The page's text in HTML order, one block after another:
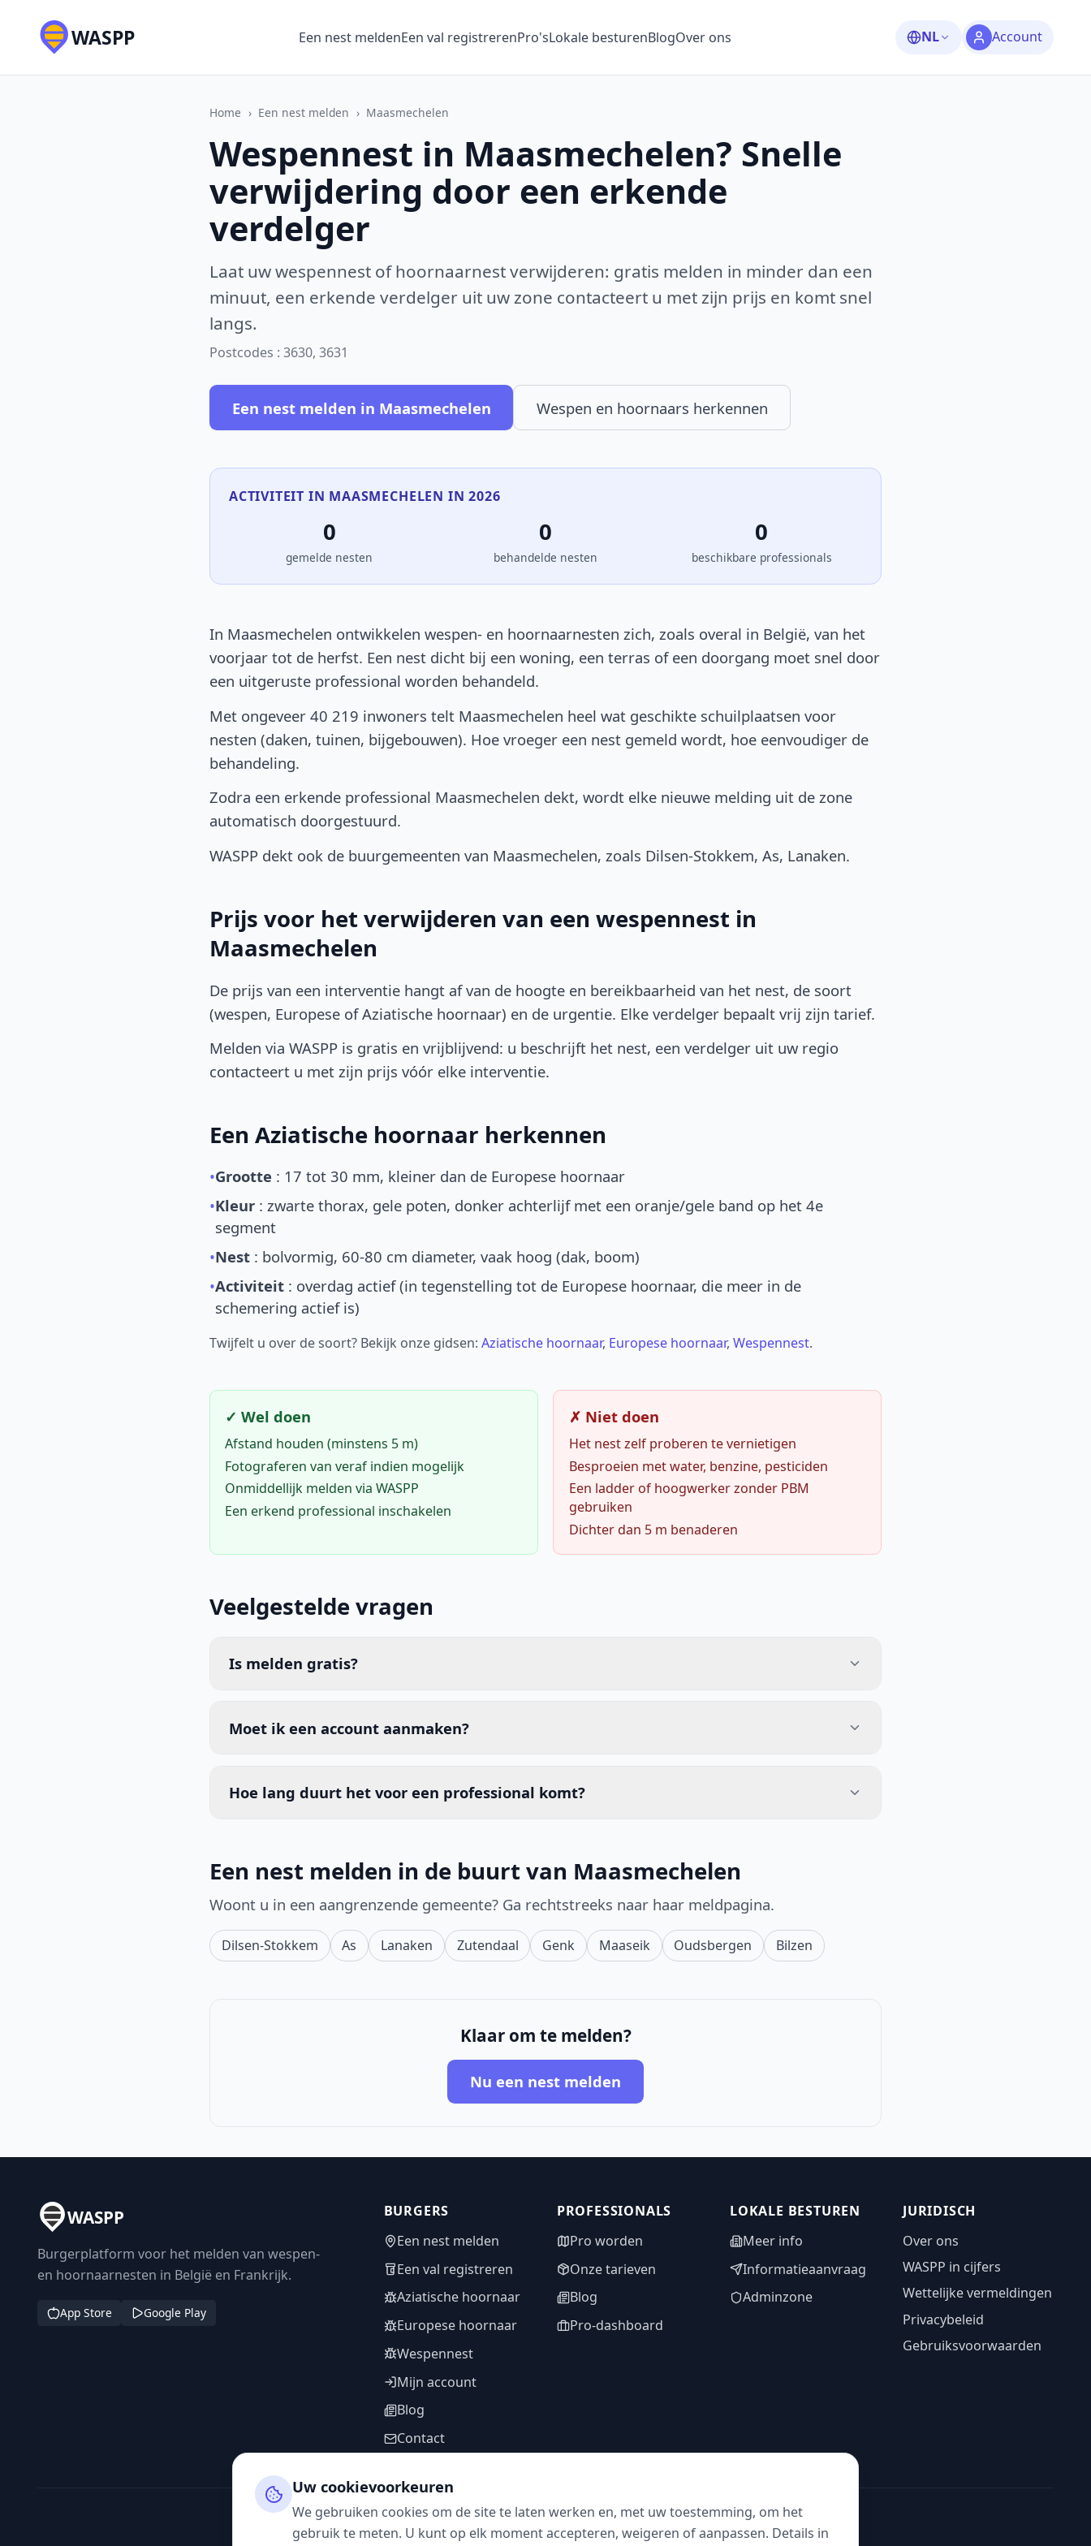
WASPP Een nest meldenEen val registrerenPro'sLokale besturenBlogOver ons NL Account
Home › Een nest melden › Maasmechelen
Wespennest in Maasmechelen? Snelle
verwijdering door een erkende
verdelger
Laat uw wespennest of hoornaarnest verwijderen: gratis melden in minder dan een
minuut, een erkende verdelger uit uw zone contacteert u met zijn prijs en komt snel
langs.
Postcodes : 3630, 3631
Een nest melden in Maasmechelen Wespen en hoornaars herkennen
ACTIVITEIT IN MAASMECHELEN IN 2026
0
gemelde nesten
0
behandelde nesten
0
beschikbare professionals
In Maasmechelen ontwikkelen wespen- en hoornaarnesten zich, zoals overal in België, van het
voorjaar tot de herfst. Een nest dicht bij een woning, een terras of een doorgang moet snel door
een uitgeruste professional worden behandeld.
Met ongeveer 40 219 inwoners telt Maasmechelen heel wat geschikte schuilplaatsen voor
nesten (daken, tuinen, bijgebouwen). Hoe vroeger een nest gemeld wordt, hoe eenvoudiger de
behandeling.
Zodra een erkende professional Maasmechelen dekt, wordt elke nieuwe melding uit de zone
automatisch doorgestuurd.
WASPP dekt ook de buurgemeenten van Maasmechelen, zoals Dilsen-Stokkem, As, Lanaken.
Prijs voor het verwijderen van een wespennest in
Maasmechelen
De prijs van een interventie hangt af van de hoogte en bereikbaarheid van het nest, de soort
(wespen, Europese of Aziatische hoornaar) en de urgentie. Elke verdelger bepaalt vrij zijn tarief.
Melden via WASPP is gratis en vrijblijvend: u beschrijft het nest, een verdelger uit uw regio
contacteert u met zijn prijs vóór elke interventie.
Een Aziatische hoornaar herkennen
•Grootte : 17 tot 30 mm, kleiner dan de Europese hoornaar
•Kleur : zwarte thorax, gele poten, donker achterlijf met een oranje/gele band op het 4e
segment
•Nest : bolvormig, 60-80 cm diameter, vaak hoog (dak, boom)
•Activiteit : overdag actief (in tegenstelling tot de Europese hoornaar, die meer in de
schemering actief is)
Twijfelt u over de soort? Bekijk onze gidsen: Aziatische hoornaar, Europese hoornaar, Wespennest.
✓ Wel doen
Afstand houden (minstens 5 m)
Fotograferen van veraf indien mogelijk
Onmiddellijk melden via WASPP
Een erkend professional inschakelen
✗ Niet doen
Het nest zelf proberen te vernietigen
Besproeien met water, benzine, pesticiden
Een ladder of hoogwerker zonder PBM
gebruiken
Dichter dan 5 m benaderen
Veelgestelde vragen
Is melden gratis?
Moet ik een account aanmaken?
Hoe lang duurt het voor een professional komt?
Een nest melden in de buurt van Maasmechelen
Woont u in een aangrenzende gemeente? Ga rechtstreeks naar haar meldpagina.
Dilsen-Stokkem As Lanaken Zutendaal Genk Maaseik Oudsbergen Bilzen
Klaar om te melden?
Nu een nest melden
WASPP
Burgerplatform voor het melden van wespen-
en hoornaarnesten in België en Frankrijk.
App Store Google Play
BURGERS
Een nest melden
Een val registreren
Aziatische hoornaar
Europese hoornaar
Wespennest
Mijn account
Blog
Contact
PROFESSIONALS
Pro worden
Onze tarieven
Blog
Pro-dashboard
LOKALE BESTUREN
Meer info
Informatieaanvraag
Adminzone
JURIDISCH
Over ons
WASPP in cijfers
Wettelijke vermeldingen
Privacybeleid
Gebruiksvoorwaarden
VOLG ONS
Uw cookievoorkeuren
We gebruiken cookies om de site te laten werken en, met uw toestemming, om het
gebruik te meten. U kunt op elk moment accepteren, weigeren of aanpassen. Details in